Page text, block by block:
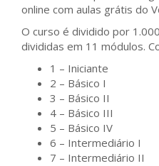
online com aulas grátis do
O curso é dividido por
divididas em 11 módulos.
1 – Iniciante
2 – Básico I
3 – Básico II
4 – Básico III
5 – Básico IV
6 – Intermediário I
7 – Intermediário II